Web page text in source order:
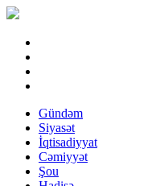
Gündəm
Siyasət
İqtisadiyyat
Cəmiyyət
Şou